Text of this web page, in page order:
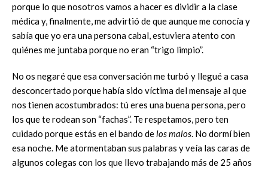
porque lo que nosotros vamos a hacer es dividir a la clase
médica y, finalmente, me advirtió de que aunque me conocía y
sabía que yo era una persona cabal, estuviera atento con
quiénes me juntaba porque no eran “trigo limpio”.
No os negaré que esa conversación me turbó y llegué a casa
desconcertado porque había sido víctima del mensaje al que
nos tienen acostumbrados: tú eres una buena persona, pero
los que te rodean son “fachas”. Te respetamos, pero ten
cuidado porque estás en el bando delos malos. No dormí bien
esa noche. Me atormentaban sus palabras y veía las caras de
algunos colegas con los que llevo trabajando más de 25 años